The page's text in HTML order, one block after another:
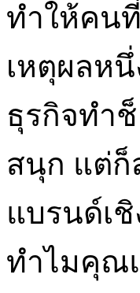
ทำให้คน
เหตุผลห
ธุรกิจทำ
สนุก แต่ก็
แบรนด์เ
ทำไมคุณ